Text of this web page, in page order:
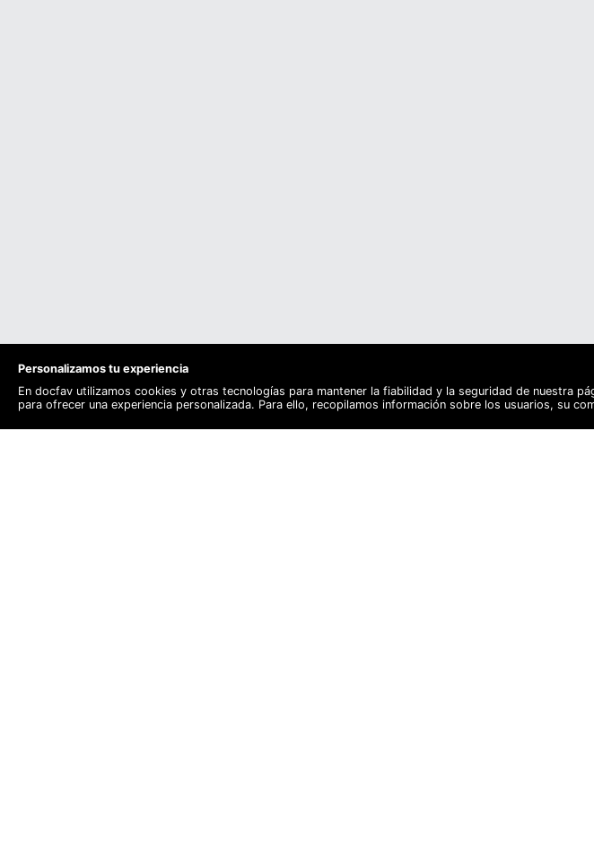
Personalizamos tu experiencia
En docfav utilizamos cookies y otras tecnologías para mantener la fiabilidad y la seguridad de nuestra
para ofrecer una experiencia personalizada. Para ello, recopilamos información sobre los usuarios, su